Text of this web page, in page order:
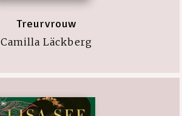
Treurvrouw
Camilla Läckberg